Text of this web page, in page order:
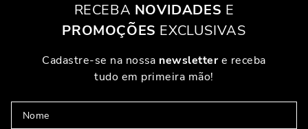
RECEBA NOVIDADES E
PROMOÇÕES EXCLUSIVAS
Cadastre-se na nossa newslettere receba
tudo em primeira mão!